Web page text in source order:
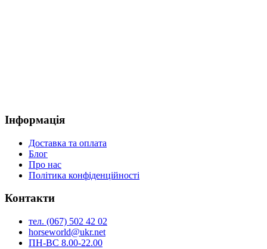
Інформація
Доставка та оплата
Блог
Про нас
Політика конфіденційності
Контакти
тел. (067) 502 42 02
horseworld@ukr.net
ПН-ВС 8.00-22.00